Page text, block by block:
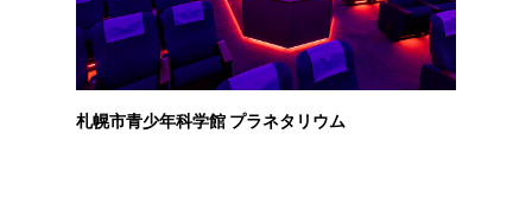
札幌市青少年科学館 プラネタリウム